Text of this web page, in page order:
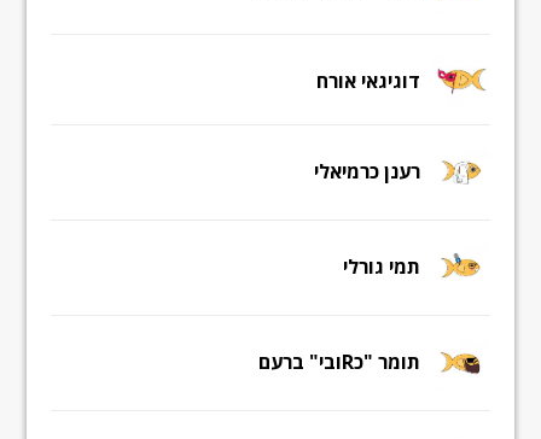
דוגיגאי אורח
רענן כרמיאלי
תמי גורלי
תומר "כRובי" ברעם